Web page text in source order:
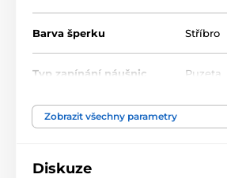
Barva šperku Stříbro
Typ zapínání náušnic Puzeta
Velikost náušnic
Zobrazit všechny parametry
Diskuze